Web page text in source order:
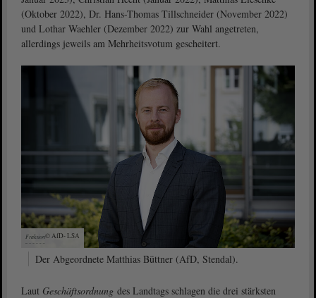
(Oktober 2022), Dr. Hans-Thomas Tillschneider (November 2022)
und Lothar Waehler (Dezember 2022) zur Wahl angetreten,
allerdings jeweils am Mehrheitsvotum gescheitert.
© AfD-
Fraktion LSA
Der Abgeordnete Matthias Büttner (AfD, Stendal).
Laut Geschäftsordnung des Landtags schlagen die drei stärksten